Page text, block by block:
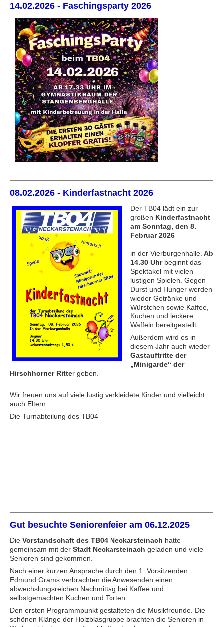
14.02.2026 - Faschingsparty 2026
08.02.2026 - Kinderfastnacht 2026
Der TB04 lädt ein zur
großen Kinderfastnacht
am Sonntag, den 8.
Februar 2026
in der Vierburgenhalle. Ab
14.30 Uhrbeginnt das
Spektakel mit vielen
lustigen Spielen. Gegen
Durst und Hunger werden
wieder Getränke und
Würstchen sowie Kaffee,
Kuchen und leckere
Waffeln bereitgestellt.
Außerdem wird es in
diesem Jahr auch wieder
Gastauftritte der
„Minigarde“ der
Hirschhorrıer Ritter geben.
Wir freuen uns auf viele lustig verkleidete Kinder und vielleicht
auch Eltern.
Die Turnabteilung des TB04
Gut besuchte Seniorenfeier am 06.12.2025
Die Vorstandschaft des TB04 Neckarsteinach hatte
gemeinsam mit der Stadt Neckarsteinach geladen und viele
Senioren sind gekommen.
Nach einer kurzen Ansprache durch den 1. Vorsitzenden
Edmund Grams verbrachten die Anwesenden einen
abwechslungsreichen Nachmittag bei Kaffee und
selbstgemachten Kuchen und Torten.
Den ersten Programmpunkt gestalteten die Musikfreunde. Die
schönen Klänge der Holzblasgruppe brachten die Senioren in